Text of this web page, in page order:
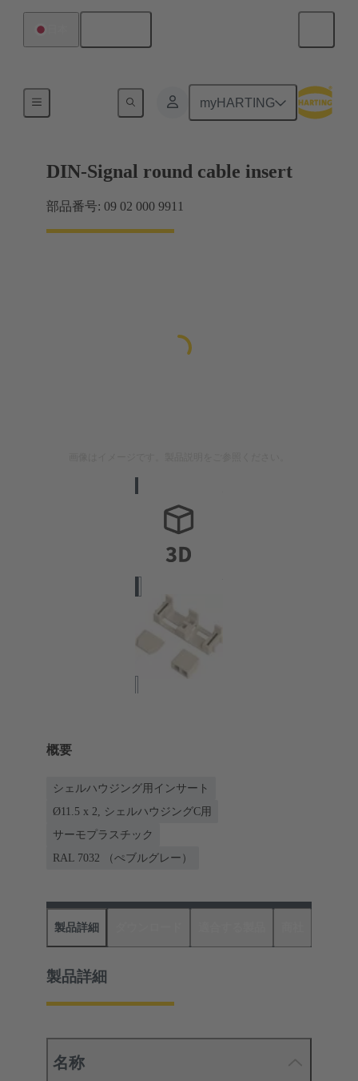
myHARTING
DIN-Signal round cable insert
部品番号: 09 02 000 9911
概要
シェルハウジング用インサート
Ø11.5 x 2, シェルハウジングC用
サーモプラスチック
RAL 7032 （ぺブルグレー）
製品詳細
製品詳細
名称